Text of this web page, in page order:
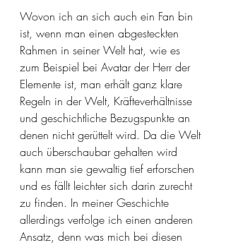
Wovon ich an sich auch ein Fan bin
ist, wenn man einen abgesteckten
Rahmen in seiner Welt hat, wie es
zum Beispiel bei Avatar der Herr der
Elemente ist, man erhält ganz klare
Regeln in der Welt, Kräfteverhältnisse
und geschichtliche Bezugspunkte an
denen nicht gerüttelt wird. Da die Welt
auch überschaubar gehalten wird
kann man sie gewaltig tief erforschen
und es fällt leichter sich darin zurecht
zu finden. In meiner Geschichte
allerdings verfolge ich einen anderen
Ansatz, denn was mich bei diesen